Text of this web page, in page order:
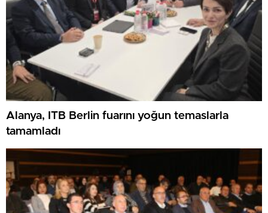
Alanya, ITB Berlin fuarını yoğun temaslarla
tamamladı